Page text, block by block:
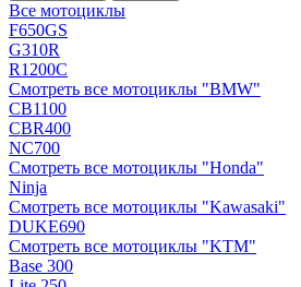
Все мотоциклы
F650GS
G310R
R1200C
Смотреть все мотоциклы "BMW"
CB1100
CBR400
NC700
Смотреть все мотоциклы "Honda"
Ninja
Смотреть все мотоциклы "Kawasaki"
DUKE690
Смотреть все мотоциклы "KTM"
Base 300